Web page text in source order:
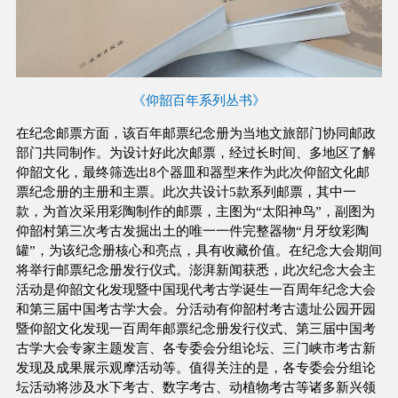
《仰韶百年系列丛书》
在纪念邮票方面，该百年邮票纪念册为当地文旅部门协同邮政
部门共同制作。为设计好此次邮票，经过长时间、多地区了解
仰韶文化，最终筛选出8个器皿和器型来作为此次仰韶文化邮
票纪念册的主册和主票。此次共设计5款系列邮票，其中一
款，为首次采用彩陶制作的邮票，主图为“太阳神鸟”，副图为
仰韶村第三次考古发掘出土的唯一一件完整器物“月牙纹彩陶
罐”，为该纪念册核心和亮点，具有收藏价值。在纪念大会期间
将举行邮票纪念册发行仪式。澎湃新闻获悉，此次纪念大会主
活动是仰韶文化发现暨中国现代考古学诞生一百周年纪念大会
和第三届中国考古学大会。分活动有仰韶村考古遗址公园开园
暨仰韶文化发现一百周年邮票纪念册发行仪式、第三届中国考
古学大会专家主题发言、各专委会分组论坛、三门峡市考古新
发现及成果展示观摩活动等。值得关注的是，各专委会分组论
坛活动将涉及水下考古、数字考古、动植物考古等诸多新兴领